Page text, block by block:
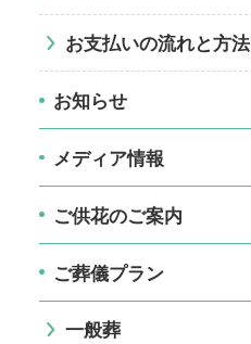
お支払いの流れと方法
お知らせ
メディア情報
ご供花のご案内
ご葬儀プラン
一般葬